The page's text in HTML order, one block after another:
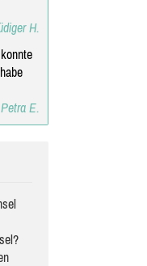
H.
Petra E.